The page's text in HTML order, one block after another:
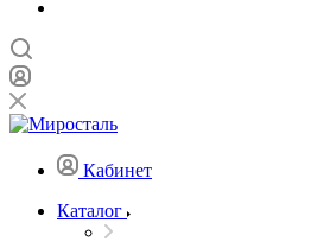
Кабинет
Каталог